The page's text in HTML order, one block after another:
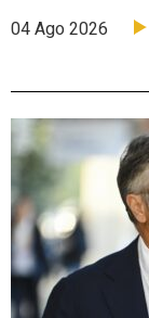
04 Ago 2026